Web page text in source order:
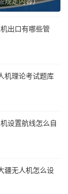
出口有哪些管
机理论考试题库
设置航线怎么自
疆无人机怎么设